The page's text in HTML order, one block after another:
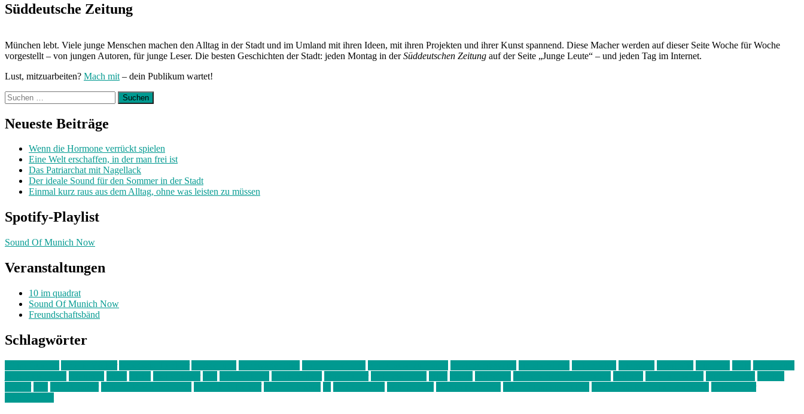
Süddeutsche Zeitung
München lebt. Viele junge Menschen machen den Alltag in der Stadt und im Umland mit ihren Ideen, mit ihren Projekten und ihrer Kunst spannend. Diese Macher werden auf dieser Seite Woche für Woche
vorgestellt – von jungen Autoren, für junge Leser. Die besten Geschichten der Stadt: jeden Montag in derSüddeutschen Zeitung auf der Seite „Junge Leute“ – und jeden Tag im Internet.
Lust, mitzuarbeiten? Mach mit – dein Publikum wartet!
Suchen
nach:
Neueste Beiträge
Wenn die Hormone verrückt spielen
Eine Welt erschaffen, in der man frei ist
Das Patriarchat mit Nagellack
Der ideale Sound für den Sommer in der Stadt
Einmal kurz raus aus dem Alltag, ohne was leisten zu müssen
Spotify-Playlist
Sound Of Munich Now
Veranstaltungen
10 im quadrat
Sound Of Munich Now
Freundschaftsbänd
Schlagwörter